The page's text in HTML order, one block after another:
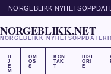
NORGEBLIKK
NORGEBLIKK.NET
NORGEBLIKK
H
J
E
M
OM
OS
S
KON
TAK
T
HIST
ORI
E